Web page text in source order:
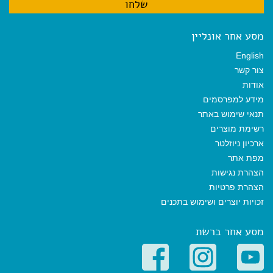
מסע אחר אונליין
English
צור קשר
אודות
מידע למפרסמים
תנאי שימוש באתר
רשימת מוצרים
ארכיון ניוזלטר
מפת אתר
הצהרת נגישות
הצהרת פרטיות
זכויות יוצרים ושימוש בתכנים
מסע אחר ברשת